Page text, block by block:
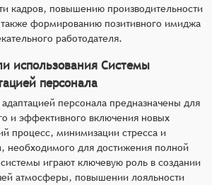
кадров, повышению производительности
также формированию позитивного имиджа
работодателя.
использования Системы
персонала
персонала предназначены для
и эффективного включения новых
процесс, минимизации стресса и
необходимого для достижения полной
играют ключевую роль в создании
атмосферы, повышении лояльности